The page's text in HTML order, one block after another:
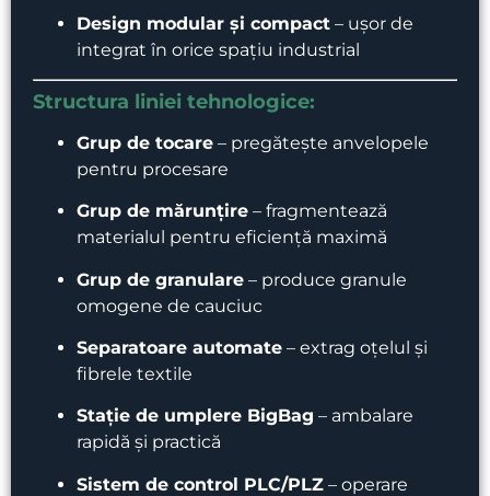
Design modular și compact – ușor de
integrat în orice spațiu industrial
Structura liniei tehnologice:
Grup de tocare – pregătește anvelopele
pentru procesare
Grup de mărunțire – fragmentează
materialul pentru eficiență maximă
Grup de granulare – produce granule
omogene de cauciuc
Separatoare automate – extrag oțelul și
fibrele textile
Stație de umplere BigBag – ambalare
rapidă și practică
Sistem de control PLC/PLZ – operare